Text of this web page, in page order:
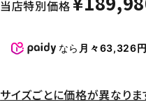
当店特別価格
なら 月々63,326
サイズごとに価格が異なりま